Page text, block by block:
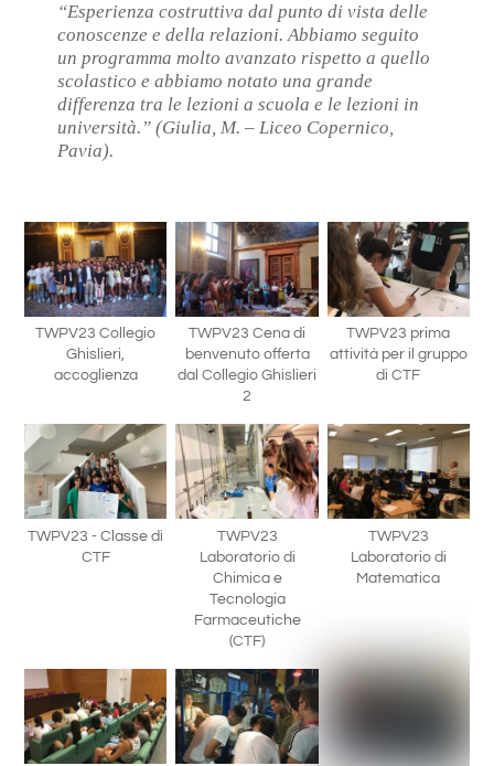
“Esperienza costruttiva dal punto di vista delle
conoscenze e della relazioni. Abbiamo seguito
un programma molto avanzato rispetto a quello
scolastico e abbiamo notato una grande
differenza tra le lezioni a scuola e le lezioni in
università.” (Giulia, M. – Liceo Copernico,
Pavia).
TWPV23 Collegio
Ghislieri,
accoglienza
TWPV23 Cena di
benvenuto offerta
dal Collegio Ghislieri
2
TWPV23 prima
attività per il gruppo
di CTF
TWPV23 - Classe di
CTF
TWPV23
Laboratorio di
Chimica e
Tecnologia
Farmaceutiche
(CTF)
TWPV23
Laboratorio di
Matematica